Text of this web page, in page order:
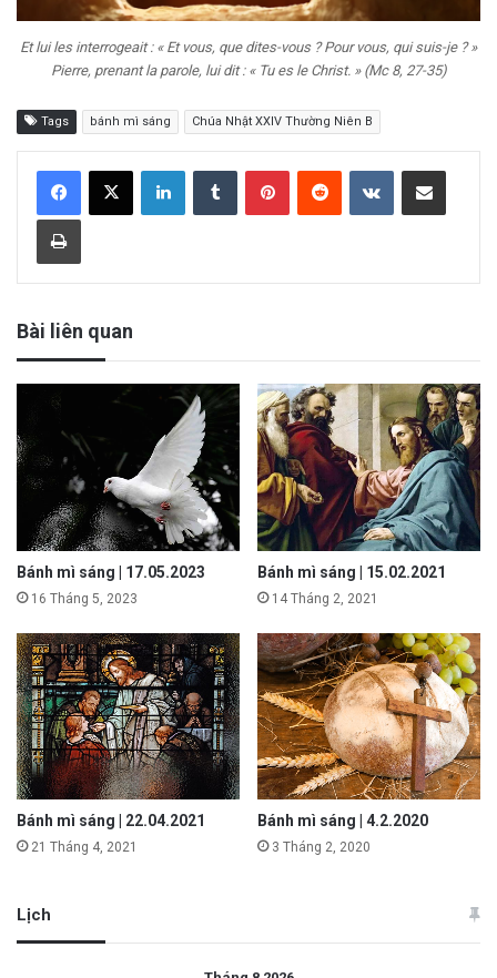
Et lui les interrogeait : « Et vous, que dites-vous ? Pour vous, qui suis-je ? »
Pierre, prenant la parole, lui dit : « Tu es le Christ. » (Mc 8, 27-35)
Tags bánh mì sáng Chúa Nhật XXIV Thường Niên B
Bài liên quan
Bánh mì sáng | 17.05.2023
16 Tháng 5, 2023
Bánh mì sáng | 15.02.2021
14 Tháng 2, 2021
Bánh mì sáng | 22.04.2021
21 Tháng 4, 2021
Bánh mì sáng | 4.2.2020
3 Tháng 2, 2020
Lịch